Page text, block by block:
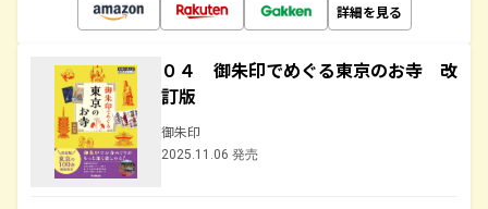
詳細を見る
０４ 御朱印でめぐる東京のお寺 改
訂版
御朱印
2025.11.06 発売